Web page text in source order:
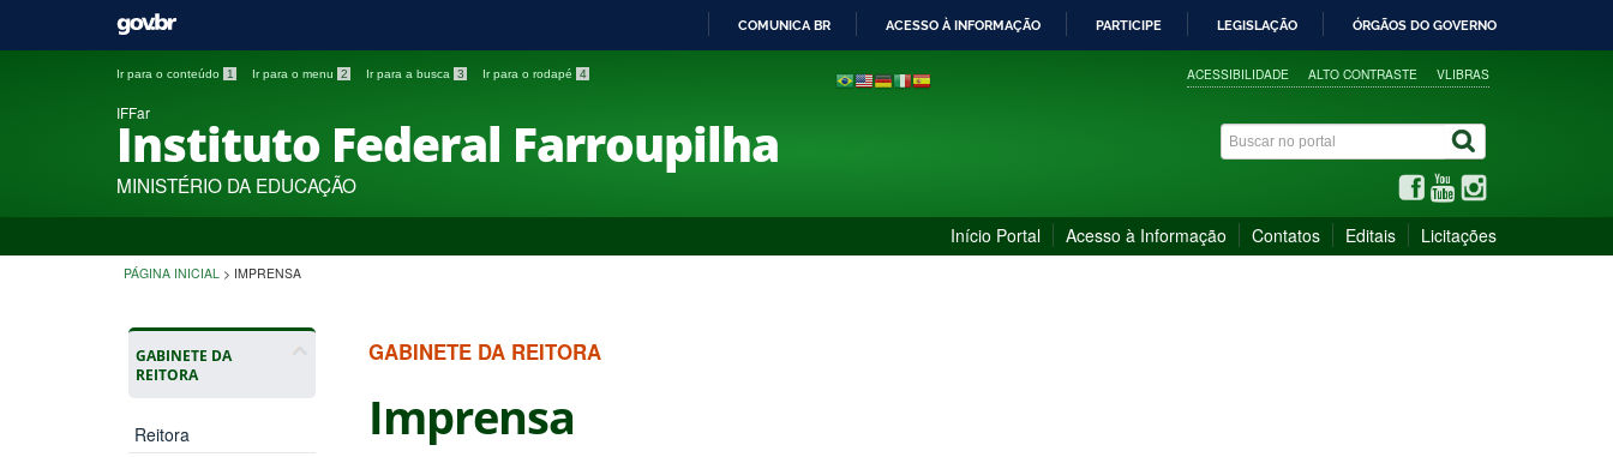
PARA
COMUNICA BR ACESSO À INFORMAÇÃO PARTICIPE LEGISLAÇÃO ÓRGÃOS DO GOVERNO
Ir para o conteúdo 1 Ir para o menu 2 Ir para a busca 3 Ir para o rodapé 4 ACESSIBILIDADE ALTO CONTRASTE VLIBRAS
IFFar
Instituto Federal Farroupilha
MINISTÉRIO DA EDUCAÇÃO
Início Portal Acesso à Informação Contatos Editais Licitações
PÁGINA INICIAL > IMPRENSA
GABINETE DA
REITORA
Reitora
GABINETE DA REITORA
Imprensa